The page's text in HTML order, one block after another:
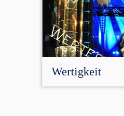
Wertigkeit